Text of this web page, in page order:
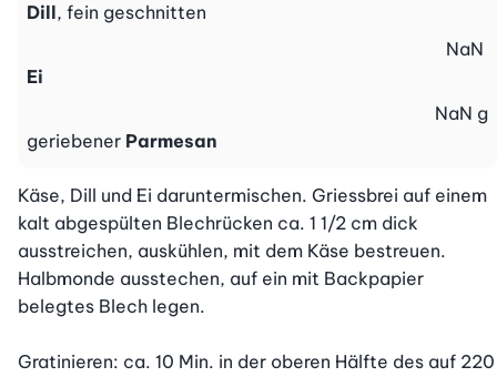
Dill, fein geschnitten
Ei
NaN
geriebener Parmesan
NaN g
Käse, Dill und Ei daruntermischen. Griessbrei auf einem
kalt abgespülten Blechrücken ca. 1 1/2 cm dick
ausstreichen, auskühlen, mit dem Käse bestreuen.
Halbmonde ausstechen, auf ein mit Backpapier
belegtes Blech legen.
Gratinieren: ca. 10 Min. in der oberen Hälfte des auf 220